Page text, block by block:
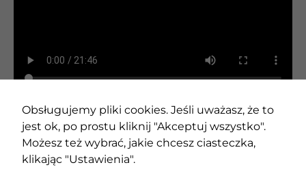
Obsługujemy pliki cookies. Jeśli uważasz, że to
jest ok, po prostu kliknij "Akceptuj wszystko".
Możesz też wybrać, jakie chcesz ciasteczka,
klikając "Ustawienia".